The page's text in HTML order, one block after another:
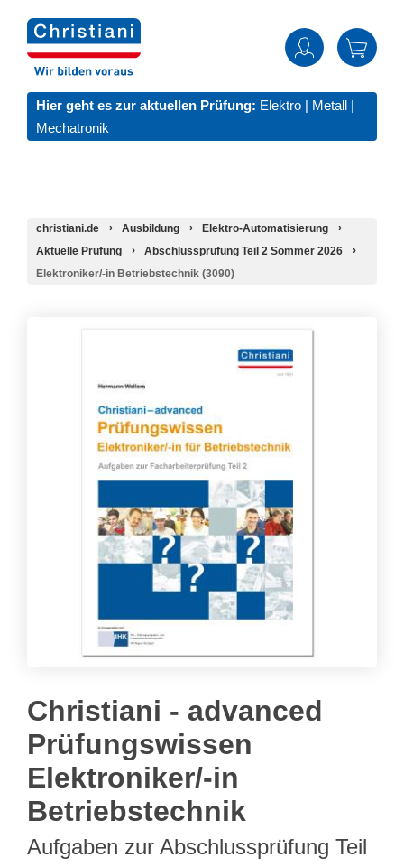
Hier geht es zur aktuellen Prüfung: Elektro | Metall |
Mechatronik
christiani.de Ausbildung
Elektro-Automatisierung
Aktuelle Prüfung
Abschlussprüfung Teil 2 Sommer 2026
Elektroniker/-in Betriebstechnik (3090)
Christiani - advanced
Prüfungswissen
Elektroniker/-in
Betriebstechnik
Aufgaben zur Abschlussprüfung Teil